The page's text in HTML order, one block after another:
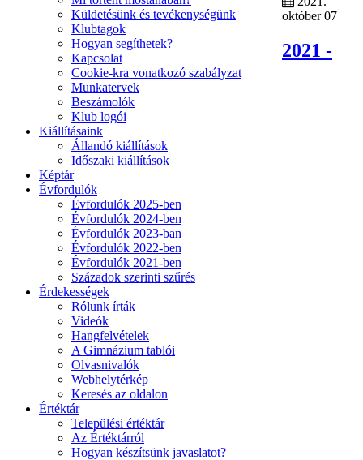
Küldetésünk és tevékenységünk
Klubtagok
Hogyan segíthetek?
Kapcsolat
Cookie-kra vonatkozó szabályzat
Munkatervek
Beszámolók
Klub logói
Kiállításaink
Állandó kiállítások
Időszaki kiállítások
Képtár
Évfordulók
Évfordulók 2025-ben
Évfordulók 2024-ben
Évfordulók 2023-ban
Évfordulók 2022-ben
Évfordulók 2021-ben
Századok szerinti szűrés
Érdekességek
Rólunk írták
Videók
Hangfelvételek
A Gimnázium tablói
Olvasnivalók
Webhelytérkép
Keresés az oldalon
Értéktár
Települési értéktár
Az Értéktárról
Hogyan készítsünk javaslatot?
október 07
2021 -